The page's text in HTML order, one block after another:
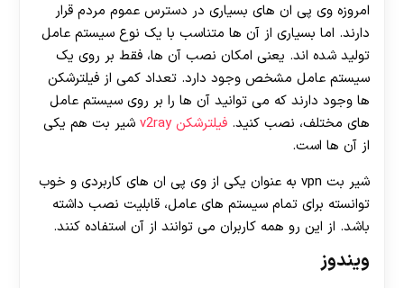
امروزه وی پی ان های بسیاری در دسترس عموم مردم قرار
دارند. اما بسیاری از آن ها متناسب با یک نوع سیستم عامل
تولید شده اند. یعنی امکان نصب آن ها، فقط بر روی یک
سیستم عامل مشخص وجود دارد. تعداد کمی از فیلترشکن
ها وجود دارند که می توانید آن ها را بر روی سیستم عامل
های مختلف، نصب کنید. فیلترشکن v2ray
شیر بت هم یکی
از آن ها است.
شیر بت vpn به عنوان یکی از وی پی ان های کاربردی و خوب
توانسته برای تمام سیستم های عامل، قابلیت نصب داشته
باشد. از این رو همه کاربران می توانند از آن استفاده کنند.
ویندوز